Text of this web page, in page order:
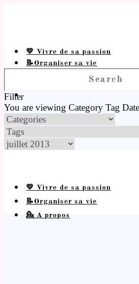
💛 Vivre de sa passion
📝Organiser sa vie
Filter
You are viewing Category Tag Date
💛 Vivre de sa passion
📝Organiser sa vie
💁 A propos